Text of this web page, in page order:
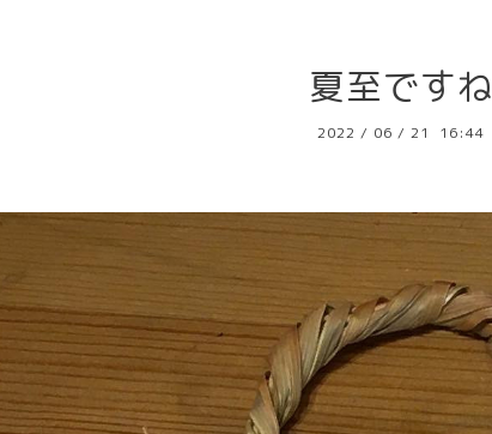
夏至ですね
2022 / 06 / 21 16:44